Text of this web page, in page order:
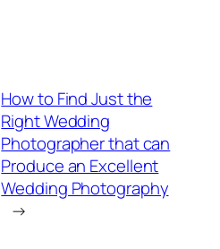
How to Find Just the
Right Wedding
Photographer that can
Produce an Excellent
Wedding Photography
→